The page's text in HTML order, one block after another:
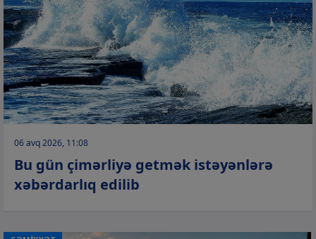
06 avq 2026, 11:08
Bu gün çimərliyə getmək istəyənlərə
xəbərdarlıq edilib